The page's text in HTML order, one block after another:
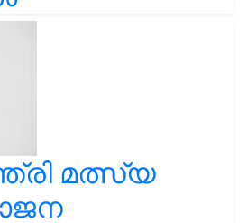
മത്സ്യ